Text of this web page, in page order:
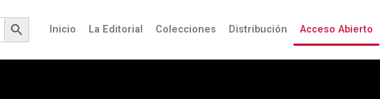
Botón de búsqueda
Inicio La Editorial Colecciones Distribución Acceso Abierto